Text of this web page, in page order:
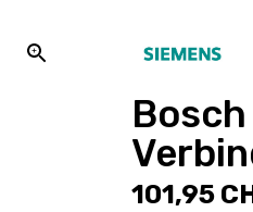
Bosch
101,95